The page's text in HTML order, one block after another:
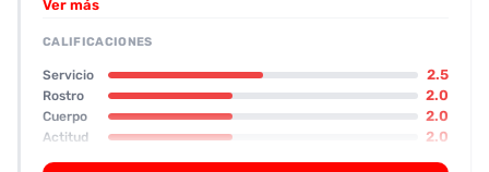
como “simple”, con tetas que “podrían salvarse”, pero sin
mucho más que ofrecer. Su actitud fue algo negativa:
llegó con una expresión cansada y enojada, no estaba
maquillada y parecía desorganizada por la hora de la cita.
El trato con el cliente se sintió como una “batalla” para que
cumpliera con sus peticiones, y el acompañante se negó a
Ver más
CALIFICACIONES
Servicio 2.5
Rostro 2.0
Cuerpo 2.0
Actitud 2.0